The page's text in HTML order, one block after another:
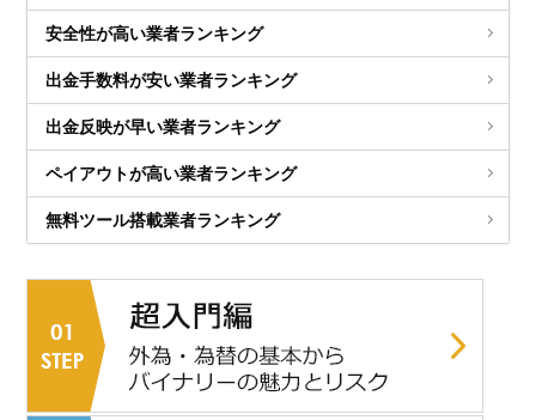
安全性が高い業者ランキング
出金手数料が安い業者ランキング
出金反映が早い業者ランキング
ペイアウトが高い業者ランキング
無料ツール搭載業者ランキング